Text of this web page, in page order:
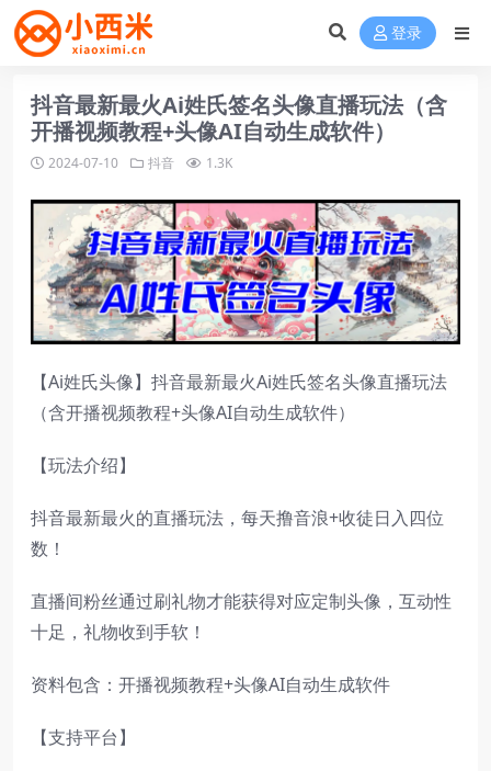
登录
抖音最新最火Ai姓氏签名头像直播玩法（含
开播视频教程+头像AI自动生成软件）
2024-07-10 抖音 1.3K
【Ai姓氏头像】抖音最新最火Ai姓氏签名头像直播玩法
（含开播视频教程+头像AI自动生成软件）
【玩法介绍】
抖音最新最火的直播玩法，每天撸音浪+收徒日入四位
数！
直播间粉丝通过刷礼物才能获得对应定制头像，互动性
十足，礼物收到手软！
资料包含：开播视频教程+头像AI自动生成软件
【支持平台】